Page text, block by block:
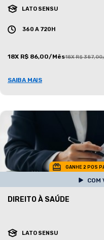
LATO SENSU
360 A 720H
18X R$ 86,00/Mês18X R$ 387,00/
SAIBA MAIS
GANHE 2 POS
COM
DIREITO À SAÚDE
LATO SENSU